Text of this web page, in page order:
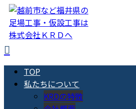
TOP
私たちについて
KRDの特徴